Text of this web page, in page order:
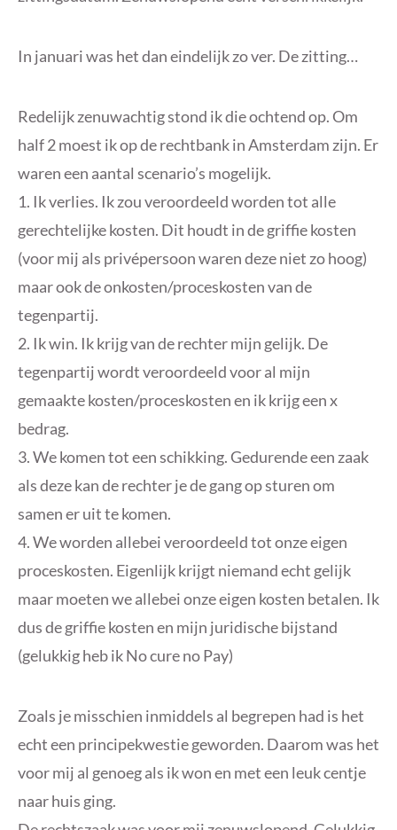
In januari was het dan eindelijk zo ver. De zitting…
Redelijk zenuwachtig stond ik die ochtend op. Om
half 2 moest ik op de rechtbank in Amsterdam zijn. Er
waren een aantal scenario’s mogelijk.
1. Ik verlies. Ik zou veroordeeld worden tot alle
gerechtelijke kosten. Dit houdt in de griffie kosten
(voor mij als privépersoon waren deze niet zo hoog)
maar ook de onkosten/proceskosten van de
tegenpartij.
2. Ik win. Ik krijg van de rechter mijn gelijk. De
tegenpartij wordt veroordeeld voor al mijn
gemaakte kosten/proceskosten en ik krijg een x
bedrag.
3. We komen tot een schikking. Gedurende een zaak
als deze kan de rechter je de gang op sturen om
samen er uit te komen.
4. We worden allebei veroordeeld tot onze eigen
proceskosten. Eigenlijk krijgt niemand echt gelijk
maar moeten we allebei onze eigen kosten betalen. Ik
dus de griffie kosten en mijn juridische bijstand
(gelukkig heb ik No cure no Pay)
Zoals je misschien inmiddels al begrepen had is het
echt een principekwestie geworden. Daarom was het
voor mij al genoeg als ik won en met een leuk centje
naar huis ging.